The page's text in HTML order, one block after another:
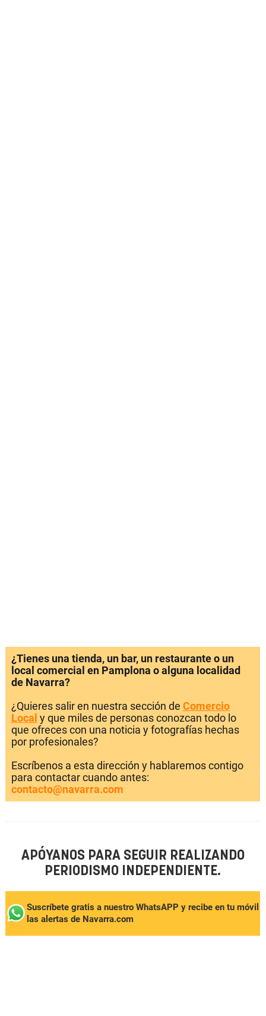
¿Tienes una tienda, un bar, un restaurante o un
local comercial en Pamplona o alguna localidad
de Navarra?
¿Quieres salir en nuestra sección de Comercio
Local y que miles de personas conozcan todo lo
que ofreces con una noticia y fotografías hechas
por profesionales?
Escríbenos a esta dirección y hablaremos contigo
para contactar cuando antes:
contacto@navarra.com
APÓYANOS PARA SEGUIR REALIZANDO
PERIODISMO INDEPENDIENTE.
Suscríbete gratis a nuestro WhatsAPP y recibe en tu móvil
las alertas de Navarra.com